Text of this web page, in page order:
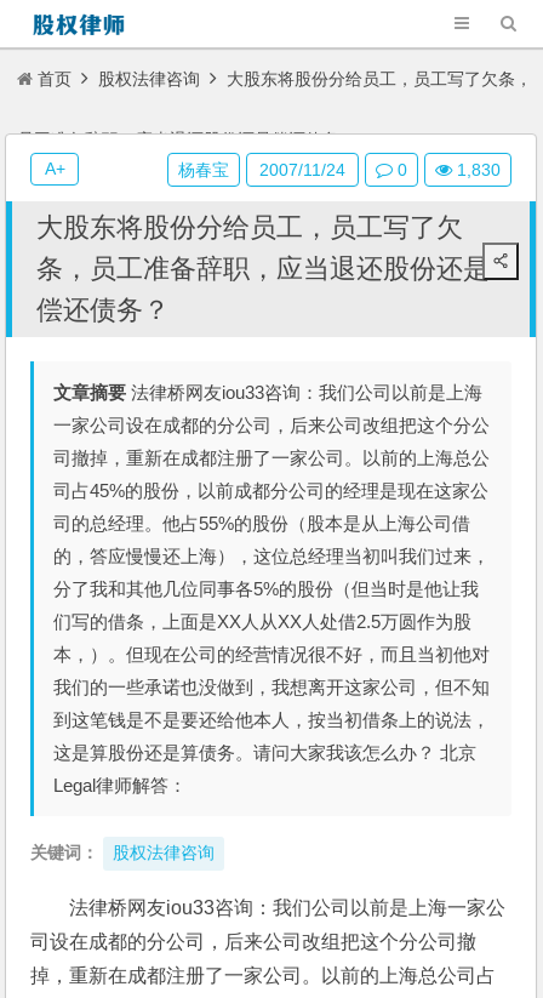
首页 股权法律咨询 大股东将股份分给员工，员工写了欠条，
员工准备辞职，应当退还股份还是偿还债务？
大股东将股份分给员工，员工写了欠
条，员工准备辞职，应当退还股份还是
偿还债务？
文章摘要 法律桥网友iou33咨询：我们公司以前是上海
一家公司设在成都的分公司，后来公司改组把这个分公
司撤掉，重新在成都注册了一家公司。以前的上海总公
司占45%的股份，以前成都分公司的经理是现在这家公
司的总经理。他占55%的股份（股本是从上海公司借
的，答应慢慢还上海），这位总经理当初叫我们过来，
分了我和其他几位同事各5%的股份（但当时是他让我
们写的借条，上面是XX人从XX人处借2.5万圆作为股
本，）。但现在公司的经营情况很不好，而且当初他对
我们的一些承诺也没做到，我想离开这家公司，但不知
到这笔钱是不是要还给他本人，按当初借条上的说法，
这是算股份还是算债务。请问大家我该怎么办？ 北京
Legal律师解答：
关键词： 股权法律咨询
法律桥网友iou33咨询：我们公司以前是上海一家公
司设在成都的分公司，后来公司改组把这个分公司撤
掉，重新在成都注册了一家公司。以前的上海总公司占
杨春宝 2007/11/24 0 1,830
A+